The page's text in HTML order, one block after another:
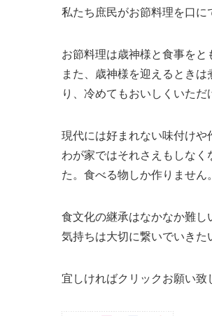
私たち庶民がお節料理を口に
お節料理は歳神様と食事をと
また、歳神様を迎えるとき
り、冷めてもおいしくいただ
現代には好まれない味付けや
わが家ではそれさえもしな
た。食べる物しか作りません。
食文化の継承はなかなか難
気持ちは大切に繋いでいきた
宜しければクリックお願い致